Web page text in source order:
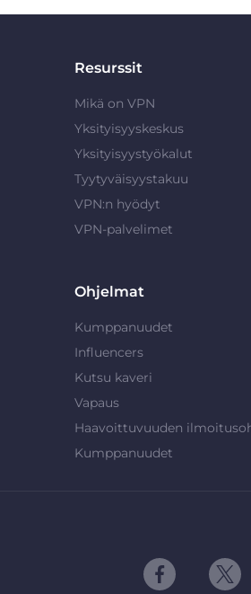
Resurssit
Mikä on VPN
Yksityisyyskeskus
Yksityisyystyökalut
Tyytyväisyystakuu
VPN:n hyödyt
VPN-palvelimet
Ohjelmat
Kumppanuudet
Influencers
Kutsu kaveri
Vapaus
Haavoittuvuuden
Kumppanuudet